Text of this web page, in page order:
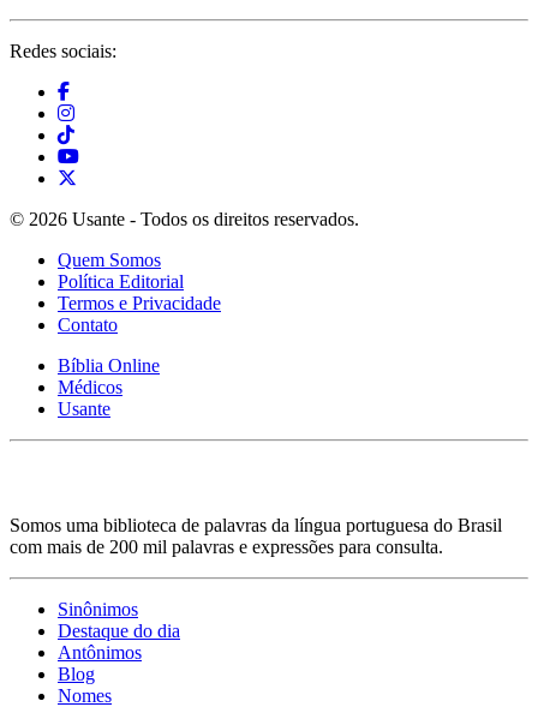
Redes sociais:
© 2026 Usante - Todos os direitos reservados.
Quem Somos
Política Editorial
Termos e Privacidade
Contato
Bíblia Online
Médicos
Usante
Somos uma biblioteca de palavras da língua portuguesa do Brasil
com mais de 200 mil palavras e expressões para consulta.
Sinônimos
Destaque do dia
Antônimos
Blog
Nomes